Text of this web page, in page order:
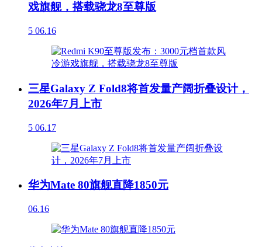
戏旗舰，搭载骁龙8至尊版
5 06.16
三星Galaxy Z Fold8将首发量产阔折叠设计，
2026年7月上市
5 06.17
华为Mate 80旗舰直降1850元
06.16